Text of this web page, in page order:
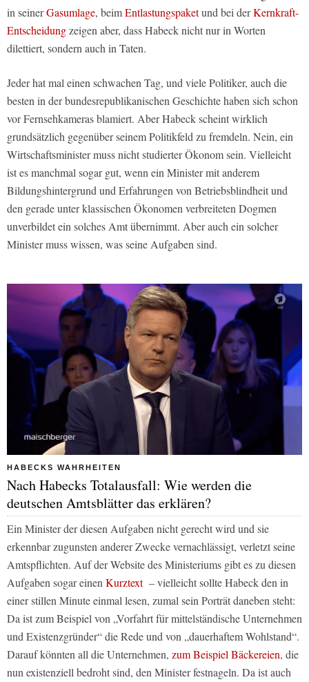
in seinerGasumlage, beimEntlastungspaketund bei derKernkraft-
Entscheidungzeigen aber, dass Habeck nicht nur in Worten
dilettiert, sondern auch in Taten.
Jeder hat mal einen schwachen Tag, und viele Politiker, auch die
besten in der bundesrepublikanischen Geschichte haben sich schon
vor Fernsehkameras blamiert. Aber Habeck scheint wirklich
grundsätzlich gegenüber seinem Politikfeld zu fremdeln. Nein, ein
Wirtschaftsminister muss nicht studierter Ökonom sein. Vielleicht
ist es manchmal sogar gut, wenn ein Minister mit anderem
Bildungshintergrund und Erfahrungen von Betriebsblindheit und
den gerade unter klassischen Ökonomen verbreiteten Dogmen
unverbildet ein solches Amt übernimmt. Aber auch ein solcher
Minister muss wissen, was seine Aufgaben sind.
HABECKS WAHRHEITEN
Nach Habecks Totalausfall: Wie werden die
deutschen Amtsblätter das erklären?
Ein Minister der diesen Aufgaben nicht gerecht wird und sie
erkennbar zugunsten anderer Zwecke vernachlässigt, verletzt seine
Amtspflichten. Auf der Website des Ministeriums gibt es zu diesen
Aufgaben sogar einenKurztext – vielleicht sollte Habeck den in
einer stillen Minute einmal lesen, zumal sein Porträt daneben steht:
Da ist zum Beispiel von „Vorfahrt für mittelständische Unternehmen
und Existenzgründer“ die Rede und von „dauerhaftem Wohlstand“.
Darauf könnten all die Unternehmen, zum Beispiel Bäckereien, die
nun existenziell bedroht sind, den Minister festnageln. Da ist auch